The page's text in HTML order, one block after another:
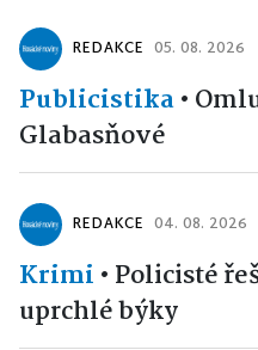
REDAKCE 05. 08. 2026
Publicistika•
Glabasňové
REDAKCE 04. 08. 2026
Krimi • Policisté
uprchlé býky